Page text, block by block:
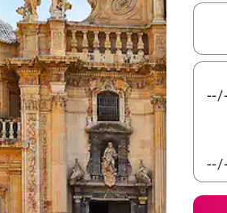
أو استكشف عن طريق اللمس أو السحب.